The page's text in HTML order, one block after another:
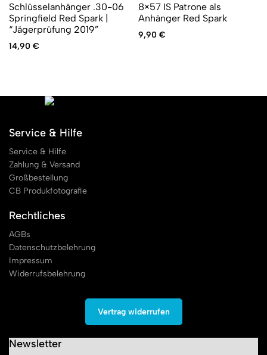
Schlüsselanhänger .30-06
Springfield Red Spark |
“Jägerprüfung 2019”
14,90 €
8×57 IS Patrone als
Anhänger Red Spark
9,90 €
Service & Hilfe
Service & Hilfe
Zahlung & Versand
Großbestellung
CB Produkfotografie
Rechtliches
AGBs
Datenschutzbelehrung
Impressum
Widerrufsbelehrung
Vertrag widerrufen
Newsletter